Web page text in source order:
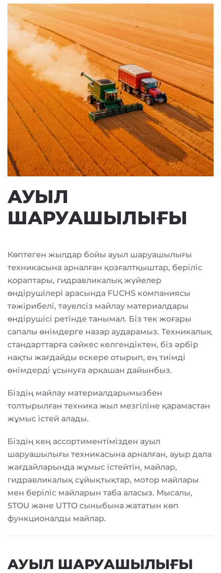
АУЫЛ
ШАРУАШЫЛЫҒЫ
Көптеген жылдар бойы ауыл шаруашылығы
техникасына арналған қозғалтқыштар, беріліс
қораптары, гидравликалық жүйелер
өндірушілері арасында FUCHS компаниясы
тәжірибелі, тәуелсіз майлау материалдары
өндірушісі ретінде танымал. Біз тек жоғары
сапалы өнімдерге назар аударамыз. Техникалық
стандарттарға сәйкес келгендіктен, біз әрбір
нақты жағдайды ескере отырып, ең тиімді
өнімдерді ұсынуға әрқашан дайынбыз.
Біздің майлау материалдарымызбен
толтырылған техника жыл мезгіліне қарамастан
жұмыс істей алады.
Біздің кең ассортиментімізден ауыл
шаруашылығы техникасына арналған, ауыр дала
жағдайларында жұмыс істейтін, майлар,
гидравликалық сұйықтықтар, мотор майлары
мен беріліс майларын таба аласыз. Мысалы,
STOU және UTTO сыныбына жататын көп
функционалды майлар.
АУЫЛ ШАРУАШЫЛЫҒЫ